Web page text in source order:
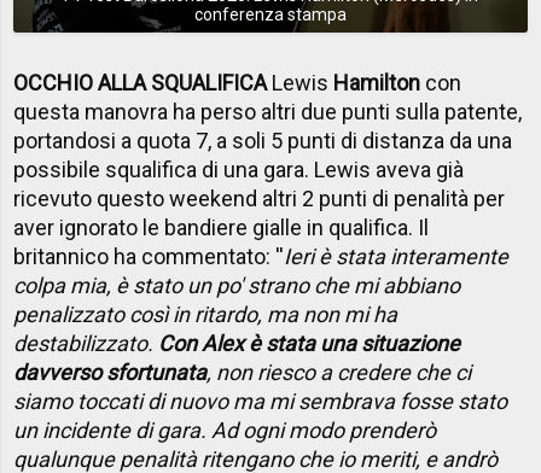
conferenza stampa
OCCHIO ALLA SQUALIFICALewis Hamilton con
questa manovra ha perso altri due punti sulla patente,
portandosi a quota 7, a soli 5 punti di distanza da una
possibile squalifica di una gara. Lewis aveva già
ricevuto questo weekend altri 2 punti di penalità per
aver ignorato le bandiere gialle in qualifica. Il
britannico ha commentato: ''Ieri è stata interamente
colpa mia, è stato un po' strano che mi abbiano
penalizzato così in ritardo, ma non mi ha
destabilizzato. Con Alex è stata una situazione
davverso sfortunata, non riesco a credere che ci
siamo toccati di nuovo ma mi sembrava fosse stato
un incidente di gara. Ad ogni modo prenderò
qualunque penalità ritengano che io meriti, e andrò